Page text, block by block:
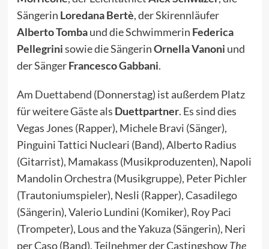
Sängerin Loredana Bertè, der Skirennläufer
Alberto Tombaund die Schwimmerin Federica
Pellegrinisowie die SängerinOrnella Vanoni und
der SängerFrancesco Gabbani.
Am Duettabend (Donnerstag) ist außerdem Platz
für weitere Gäste als Duettpartner. Es sind dies
Vegas Jones (Rapper), Michele Bravi (Sänger),
Pinguini Tattici Nucleari (Band), Alberto Radius
(Gitarrist), Mamakass (Musikproduzenten), Napoli
Mandolin Orchestra (Musikgruppe), Peter Pichler
(Trautoniumspieler), Nesli (Rapper), Casadilego
(Sängerin), Valerio Lundini (Komiker), Roy Paci
(Trompeter), Lous and the Yakuza (Sängerin), Neri
per Caso (Band), Teilnehmer der CastingshowThe